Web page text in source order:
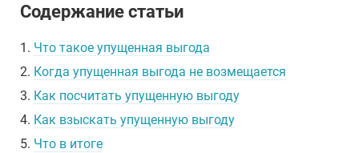
Содержание статьи
1. Что такое упущенная выгода
2. Когда упущенная выгода не возмещается
3. Как посчитать упущенную выгоду
4. Как взыскать упущенную выгоду
5. Что в итоге